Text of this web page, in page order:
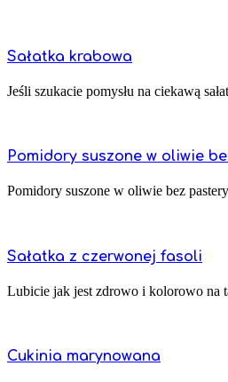
Sałatka krabowa
Jeśli szukacie pomysłu na ciekawą
Pomidory suszone w oliwie
Pomidory suszone w oliwie bez
Sałatka z czerwonej fasoli
Lubicie jak jest zdrowo i kolorowo na
Cukinia marynowana